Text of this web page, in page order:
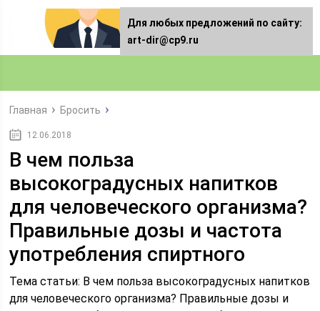
Главная Бросить
12.06.2018
В чем польза
высокоградусных напитков
для человеческого организма?
Правильные дозы и частота
употребления спиртного
Тема статьи: В чем польза высокоградусных напитков
для человеческого организма? Правильные дозы и
Для любых предложений по сайту:
art-dir@cp9.ru